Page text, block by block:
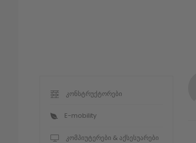
კონსტრუქტორები
E-mobility
კომპიუტერები & აქსესუარები